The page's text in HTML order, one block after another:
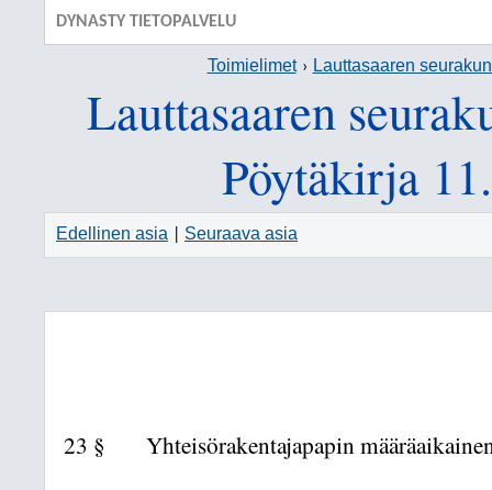
DYNASTY TIETOPALVELU
Toimielimet Lauttasaaren
Lauttasaaren
Pöytäkirja
Edellinen asia Seuraava asia
23 § Yhteisörakentajapapin